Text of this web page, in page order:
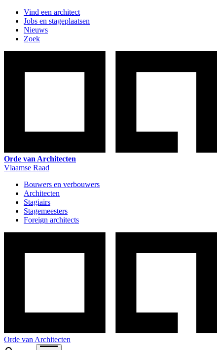
Vind een architect
Jobs en stageplaatsen
Nieuws
Zoek
Orde van Architecten
Vlaamse Raad
Bouwers en verbouwers
Architecten
Stagiairs
Stagemeesters
Foreign architects
Orde van Architecten